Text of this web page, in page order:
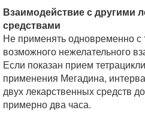
Взаимодействие с другими
средствами
Не применять одновременно с
возможного нежелательного
Если показан прием
применения Мегадина,
двух лекарственных средств
примерно два часа.